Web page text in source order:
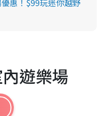
惠！$99玩迷你越野
遊樂場